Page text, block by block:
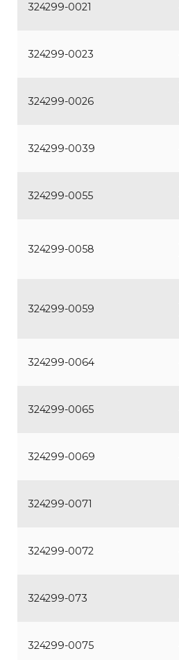
324299-0021
324299-0023
324299-0026
324299-0039
324299-0055
324299-0058
324299-0059
324299-0064
324299-0065
324299-0069
324299-0071
324299-0072
324299-073
324299-0075